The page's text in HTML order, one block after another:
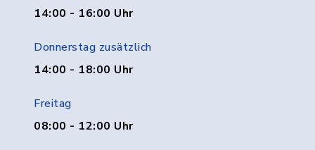
14:00 - 16:00 Uhr
Donnerstag zusätzlich
14:00 - 18:00 Uhr
Freitag
08:00 - 12:00 Uhr